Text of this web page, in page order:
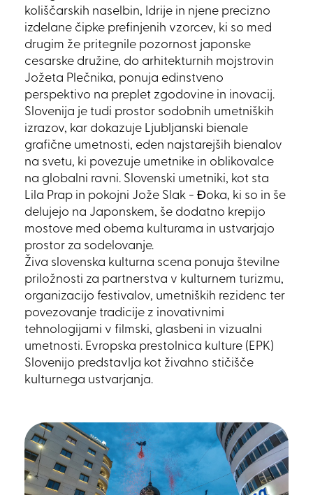
koliščarskih naselbin, Idrije in njene precizno
izdelane čipke prefinjenih vzorcev, ki so med
drugim že pritegnile pozornost japonske
cesarske družine, do arhitekturnih mojstrovin
Jožeta Plečnika, ponuja edinstveno
perspektivo na preplet zgodovine in inovacij.
Slovenija je tudi prostor sodobnih umetniških
izrazov, kar dokazuje Ljubljanski bienale
grafične umetnosti, eden najstarejših bienalov
na svetu, ki povezuje umetnike in oblikovalce
na globalni ravni. Slovenski umetniki, kot sta
Lila Prap in pokojni Jože Slak - Đoka, ki so in še
delujejo na Japonskem, še dodatno krepijo
mostove med obema kulturama in ustvarjajo
prostor za sodelovanje.
Živa slovenska kulturna scena ponuja številne
priložnosti za partnerstva v kulturnem turizmu,
organizacijo festivalov, umetniških rezidenc ter
povezovanje tradicije z inovativnimi
tehnologijami v filmski, glasbeni in vizualni
umetnosti. Evropska prestolnica kulture (EPK)
Slovenijo predstavlja kot živahno stičišče
kulturnega ustvarjanja.